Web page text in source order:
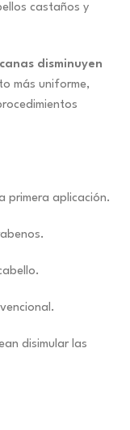
castaños y
canas disminuyen
más uniforme,
primera aplicación.
disimular las